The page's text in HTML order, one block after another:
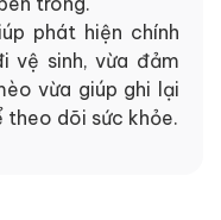
phát hiện chính
vệ sinh, vừa đảm
vừa giúp ghi lại
theo dõi sức khỏe.